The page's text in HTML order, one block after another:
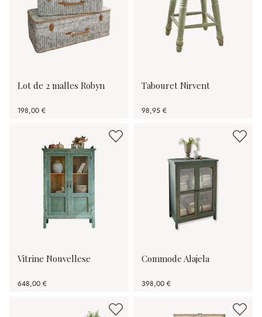
Lot de 2 malles Robyn
198,00 €
Tabouret Nirvent
98,95 €
Vitrine Nouvellese
648,00 €
Commode Alajela
398,00 €